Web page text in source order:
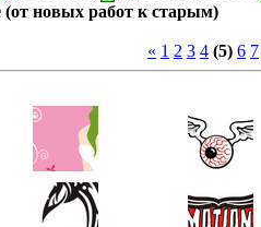
новых работ к старым)
« 1 2 3 4 (5) 6 7